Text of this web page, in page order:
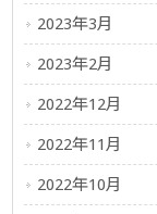
2023年3月
2023年2月
2022年12月
2022年11月
2022年10月